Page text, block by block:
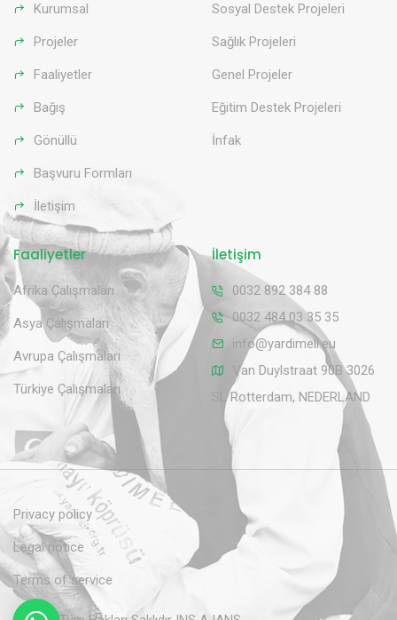
Kurumsal
Projeler
Faaliyetler
Bağış
Gönüllü
Başvuru Formları
İletişim
Sosyal Destek Projeleri
Sağlık Projeleri
Genel Projeler
Eğitim Destek Projeleri
İnfak
Faaliyetler
Afrika Çalışmaları
Asya Çalışmaları
Avrupa Çalışmaları
Türkiye Çalışmaları
İletişim
0032 892 384 88
0032 484 03 35 35
info@yardimeli.eu
Van Duylstraat 90B 3026
SL Rotterdam, NEDERLAND
Privacy policy
Legal notice
Terms of service